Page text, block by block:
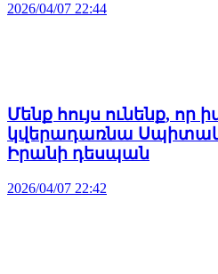
2026/04/07 22:44
Մենք հույս ունենք, որ
կվերադառնա Սպիտակ
Իրանի դեսպան
2026/04/07 22:42